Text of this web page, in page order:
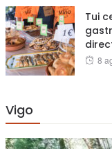
Tui
8
Vigo